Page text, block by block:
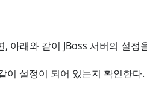
아래와 같이 JBoss 서버의 설정
설정이 되어 있는지 확인한다.